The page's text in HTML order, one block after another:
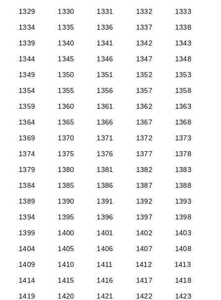
1329
1330 1331 1332
1333
1334
1335 1336 1337
1338
1339
1340 1341 1342
1343
1344
1345 1346 1347
1348
1349
1350 1351 1352
1353
1354
1355 1356 1357
1358
1359
1360 1361 1362
1363
1364
1365 1366 1367
1368
1369
1370 1371 1372
1373
1374
1375 1376 1377
1378
1379
1380 1381 1382
1383
1384
1385 1386 1387
1388
1389
1390 1391 1392
1393
1394
1395 1396 1397
1398
1399
1400 1401 1402
1403
1404
1405 1406 1407
1408
1409
1410 1411 1412
1413
1414
1415 1416 1417
1418
1419
1420 1421 1422 1423